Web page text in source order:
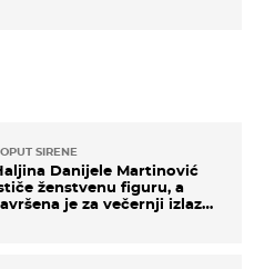
SIRENE
Danijele Martinović
ženstvenu figuru, a
je za večernji izlazak